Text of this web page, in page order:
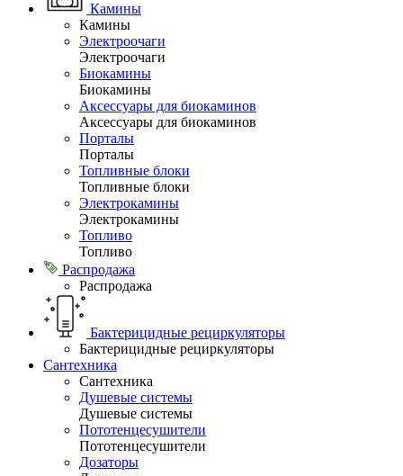
Камины
Камины
Электроочаги
Электроочаги
Биокамины
Биокамины
Аксессуары для биокаминов
Аксессуары для биокаминов
Порталы
Порталы
Топливные блоки
Топливные блоки
Электрокамины
Электрокамины
Топливо
Топливо
Распродажа
Распродажа
Бактерицидные рециркуляторы
Бактерицидные рециркуляторы
Сантехника
Сантехника
Душевые системы
Душевые системы
Пототенцесушители
Пототенцесушители
Дозаторы